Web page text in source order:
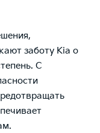
заботу Kia о
С